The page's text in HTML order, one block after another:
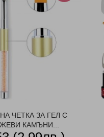
ЧЕТКА ЗА ГЕЛ С
КАМЪНИ...